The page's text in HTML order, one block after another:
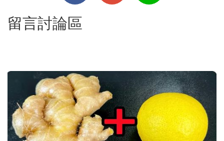
留言討論區